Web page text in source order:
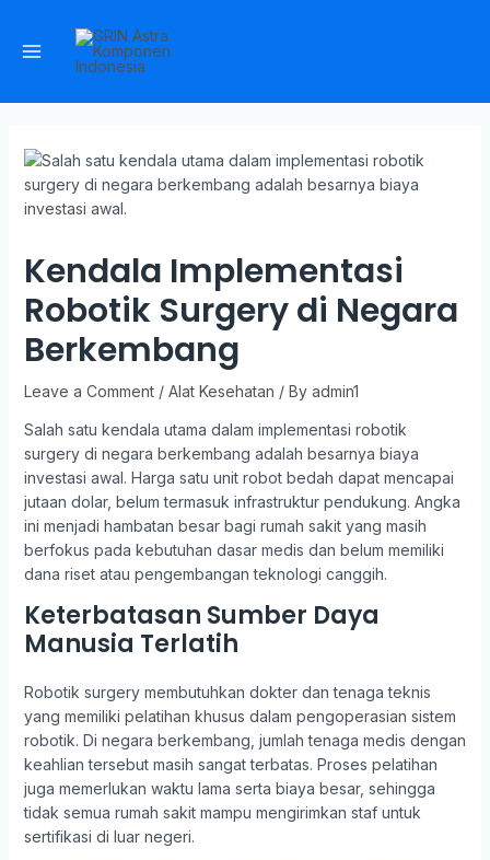
Kendala Implementasi
Robotik Surgery di Negara
Berkembang
Leave a Comment / Alat Kesehatan / By admin1
Salah satu kendala utama dalam implementasi robotik
surgery di negara berkembang adalah besarnya biaya
investasi awal. Harga satu unit robot bedah dapat mencapai
jutaan dolar, belum termasuk infrastruktur pendukung. Angka
ini menjadi hambatan besar bagi rumah sakit yang masih
berfokus pada kebutuhan dasar medis dan belum memiliki
dana riset atau pengembangan teknologi canggih.
Keterbatasan Sumber Daya
Manusia Terlatih
Robotik surgery membutuhkan dokter dan tenaga teknis
yang memiliki pelatihan khusus dalam pengoperasian sistem
robotik. Di negara berkembang, jumlah tenaga medis dengan
keahlian tersebut masih sangat terbatas. Proses pelatihan
juga memerlukan waktu lama serta biaya besar, sehingga
tidak semua rumah sakit mampu mengirimkan staf untuk
sertifikasi di luar negeri.